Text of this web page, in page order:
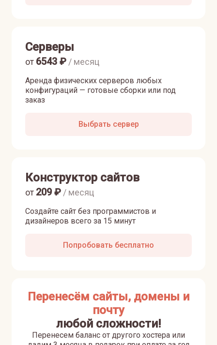
Серверы
Аренда физических серверов любых
конфигураций — готовые сборки или под
заказ
от 6543 ₽ / месяц
Выбрать сервер
Конструктор сайтов
Создайте сайт без программистов и
дизайнеров всего за 15 минут
от 209₽ / месяц
Попробовать бесплатно
Перенесём сайты, домены и
почту
любой сложности!
Перенесем баланс от другого хостера или